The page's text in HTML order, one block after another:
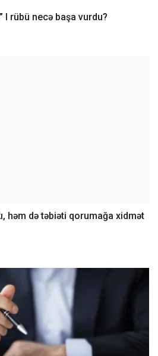
I rübü necə başa vurdu?
həm də təbiəti qorumağa xidmət